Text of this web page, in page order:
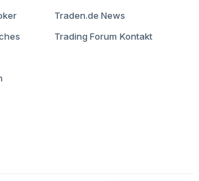
Traden.de News
Trading Forum Kontakt